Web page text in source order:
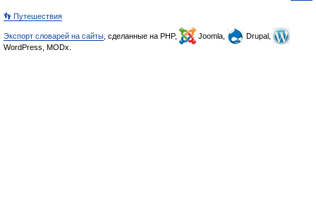
👣 Путешествия
Экспорт словарей на сайты , сделанные на PHP, Joomla,
Drupal,
WordPress, MODx.